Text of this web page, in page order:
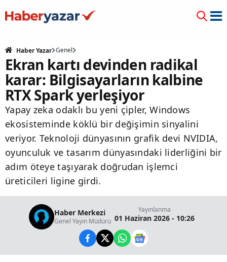
Haber Yazar Genel
Ekran kartı devinden radikal
karar: Bilgisayarların kalbine
RTX Spark yerleşiyor
Yapay zeka odaklı bu yeni çipler, Windows
ekosisteminde köklü bir değişimin sinyalini
veriyor. Teknoloji dünyasının grafik devi NVIDIA,
oyunculuk ve tasarım dünyasındaki liderliğini bir
adım öteye taşıyarak doğrudan işlemci
üreticileri ligine girdi.
Haber Merkezi
Genel Yayın Müdürü
Yayınlanma
01 Haziran 2026 - 10:26